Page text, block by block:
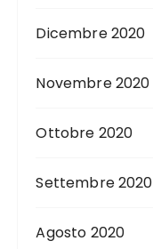
Dicembre 2020
Novembre 2020
Ottobre 2020
Settembre 2020
Agosto 2020